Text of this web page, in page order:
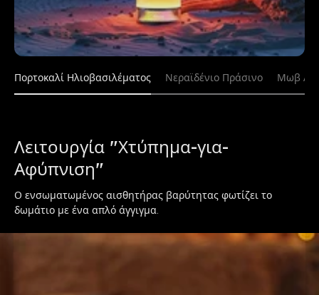
Πορτοκαλί Ηλιοβασιλέματος Νεραϊδένιο Πράσινο Μωβ
Λειτουργία "Χτύπημα-για-
Αφύπνιση"
Ο ενσωματωμένος αισθητήρας βαρύτητας φωτίζει το